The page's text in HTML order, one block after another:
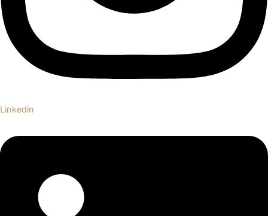
Linkedin